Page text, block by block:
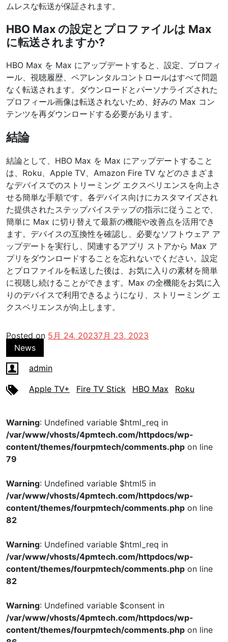
ムレスな転送が保証されます。
HBO Max の設定とプロファイルは Max
に転送されますか?
HBO Max を Max にアップデートすると、設定、プロフィ
ール、視聴履歴、ペアレンタルコントロールはすべて問題
なく転送されます。ダウンロードとパーソナライズされた
プロフィール画像は転送されないため、好みの Max コン
テンツを再ダウンロードする必要があります。
結論
結論として、HBO Max を Max にアップデートすること
は、Roku、Apple TV、Amazon Fire TV などのさまざま
なデバイスでのストリーミング エクスペリエンスを向上さ
せる簡単な手順です。各デバイス向けにカスタマイズされ
た提供されたステップバイステップの指示に従うことで、
簡単に Max に切り替えて最新の機能や改善点を活用でき
ます。デバイスの互換性を確認し、必要なソフトウェア ア
ップデートを実行し、関連するアプリ ストアから Max ア
プリをダウンロードすることを忘れないでください。設定
とプロファイルを転送した後は、お気に入りの素材を簡単
に視聴し続けることができます。Max の全機能をお気に入
りのデバイスで利用できるようになり、ストリーミング エ
クスペリエンスが向上します。
Posted on 5月 24, 20237月 23, 2023
News
admin
Apple TV+ Fire TV Stick HBO Max Roku
Warning: Undefined variable $html_req in
/var/www/vhosts/4pmtech.com/httpdocs/wp-
content/themes/fourpmtech/comments.php on line
79
Warning: Undefined variable $html5 in
/var/www/vhosts/4pmtech.com/httpdocs/wp-
content/themes/fourpmtech/comments.php on line
82
Warning: Undefined variable $html_req in
/var/www/vhosts/4pmtech.com/httpdocs/wp-
content/themes/fourpmtech/comments.php on line
82
Warning: Undefined variable $consent in
/var/www/vhosts/4pmtech.com/httpdocs/wp-
content/themes/fourpmtech/comments.php on line